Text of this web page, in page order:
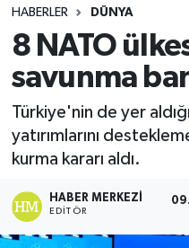
HABERLER DÜNYA
8 NATO
savunma
Türkiye'nin de yer
yatırımlarını
kurma kararı aldı.
HABER MERKEZI
EDITÖR
Çevre
Dünya
Eğitim
İzmir Namaz
İstanbul Trafik
Süper Lig Puan